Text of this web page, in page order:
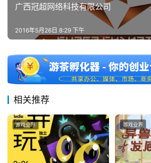
广西冠超网络科技有限公司
2016年5月26日 8:29 下午
相关推荐
游戏业界 游戏业界